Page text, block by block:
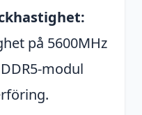
på 5600MHz
modul